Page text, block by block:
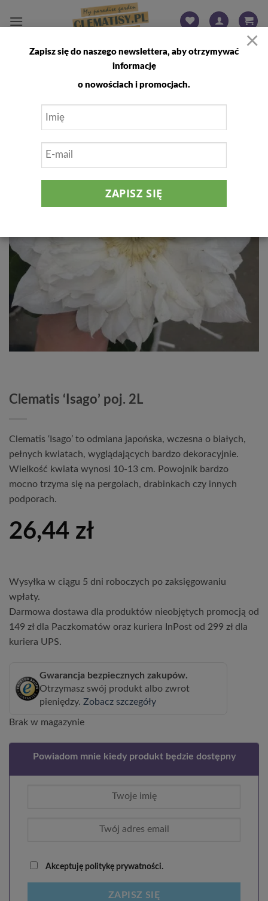
FILTRUJ
Clematis ‘Isago’ poj. 2L
Clematis ‘Isago’ to odmiana japońska, wczesna o białych,
pełnych kwiatach, wyglądających bardzo dekoracyjnie.
Wielkość kwiata wynosi 10-13 cm. Powojnik bardzo
mocno trzyma się na pergolach, drabinkach czy innych
podporach.
26,44 zł
Wysyłka w ciągu 5 dni roboczych po zaksięgowaniu
wpłaty.
Darmowa dostawa dla produktów nieobjętych promocją od
149 zł dla Paczkomatów oraz kuriera InPost od 299 zł dla
kuriera UPS.
Gwarancja bezpiecznych zakupów.
Otrzymasz swój produkt albo zwrot
pieniędzy. Zobacz szczegóły
Brak w magazynie
Powiadom mnie kiedy produkt będzie dostępny
Akceptuję politykę prywatności.
ZAPISZ SIĘ
×
Zapisz się do naszego newslettera, aby otrzymywać
informację
o nowościach i promocjach.